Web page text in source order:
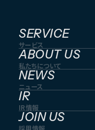
SERVICE
サービス
ABOUT US
私たちについて
NEWS
ニュース
IR
IR情報
JOIN US
採用情報